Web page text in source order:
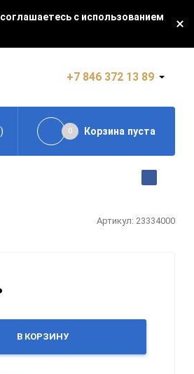
с использованием
+7 846 372 13 89
) 0 Корзина пуста
Артикул: 23334000
В КОРЗИНУ